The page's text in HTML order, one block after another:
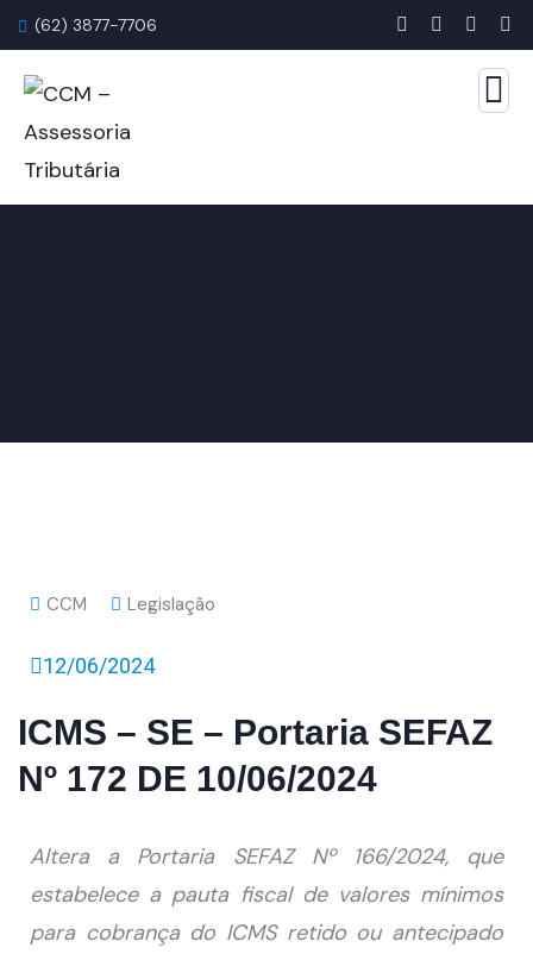
(62) 3877-7706
CCM Legislação
12/06/2024
ICMS – SE – Portaria SEFAZ
Nº 172 DE 10/06/2024
Altera a Portaria SEFAZ Nº 166/2024, que
estabelece a pauta fiscal de valores mínimos
para cobrança do ICMS retido ou antecipado